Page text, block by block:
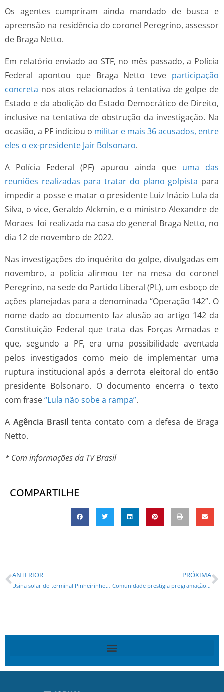
Os agentes cumpriram ainda mandado de busca e
apreensão na residência do coronel Peregrino, assessor
de Braga Netto.
Em relatório enviado ao STF, no mês passado, a Polícia
Federal apontou que Braga Netto teve participação
concreta nos atos relacionados à tentativa de golpe de
Estado e da abolição do Estado Democrático de Direito,
inclusive na tentativa de obstrução da investigação. Na
ocasião, a PF indiciou o militar e mais 36 acusados, entre
eles o ex-presidente Jair Bolsonaro.
A Polícia Federal (PF) apurou ainda queuma das
reuniões realizadas para tratar do plano golpista para
impedir a posse e matar o presidente Luiz Inácio Lula da
Silva, o vice, Geraldo Alckmin, e o ministro Alexandre de
Moraes foi realizada na casa do general Braga Netto, no
dia 12 de novembro de 2022.
Nas investigações do inquérito do golpe, divulgadas em
novembro, a polícia afirmou ter na mesa do coronel
Peregrino, na sede do Partido Liberal (PL), um esboço de
ações planejadas para a denominada “Operação 142”. O
nome dado ao documento faz alusão ao artigo 142 da
Constituição Federal que trata das Forças Armadas e
que, segundo a PF, era uma possibilidade aventada
pelos investigados como meio de implementar uma
ruptura institucional após a derrota eleitoral do então
presidente Bolsonaro. O documento encerra o texto
com frase“Lula não sobe a rampa”.
A Agência Brasiltenta contato com a defesa de Braga
Netto.
* Com informações da TV Brasil
COMPARTILHE
ANTERIOR
Usina solar do terminal Pinheirinho vai gerar uma economia de R$ 800 mil por ano para a Prefeitura de Curitiba
PRÓXIMA
Comunidade prestigia programação dos 29 anos de Carambeí